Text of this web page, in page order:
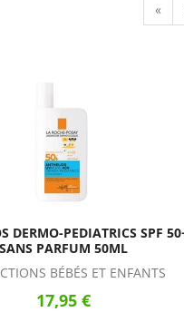
«
DERMO-PEDIATRICS SPF
SANS PARFUM 50ML
BÉBÉS ET ENFANTS
17,95 €